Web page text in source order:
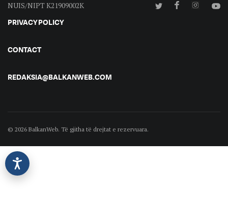
NUIS/NIPT K21909002K
PRIVACY POLICY
CONTACT
REDAKSIA@BALKANWEB.COM
© 2026 BalkanWeb. Të gjitha të drejtat e rezervuara.
©